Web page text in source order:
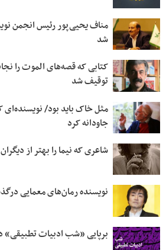
مناف یحیی‌پور رئیس انجمن
شد
کتابی که قصه‌های الموت را
توقیف شد
مثل خاک باید بود/
جاودانه کرد
شاعری که نیما را بهتر از
نویسنده رمان‌های معمایی
برپایی «شب ادبیات تطبیقی»